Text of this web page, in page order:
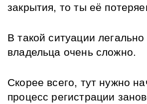
закрытия, то ты её
В такой ситуации
владельца очень сложно.
Скорее всего, тут нужно
процесс регистрации